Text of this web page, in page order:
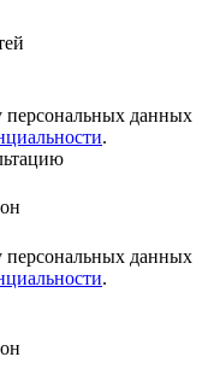
персональных данных
.
персональных данных
.